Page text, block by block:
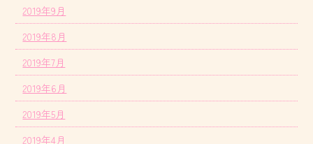
2019年9月
2019年8月
2019年7月
2019年6月
2019年5月
2019年4月